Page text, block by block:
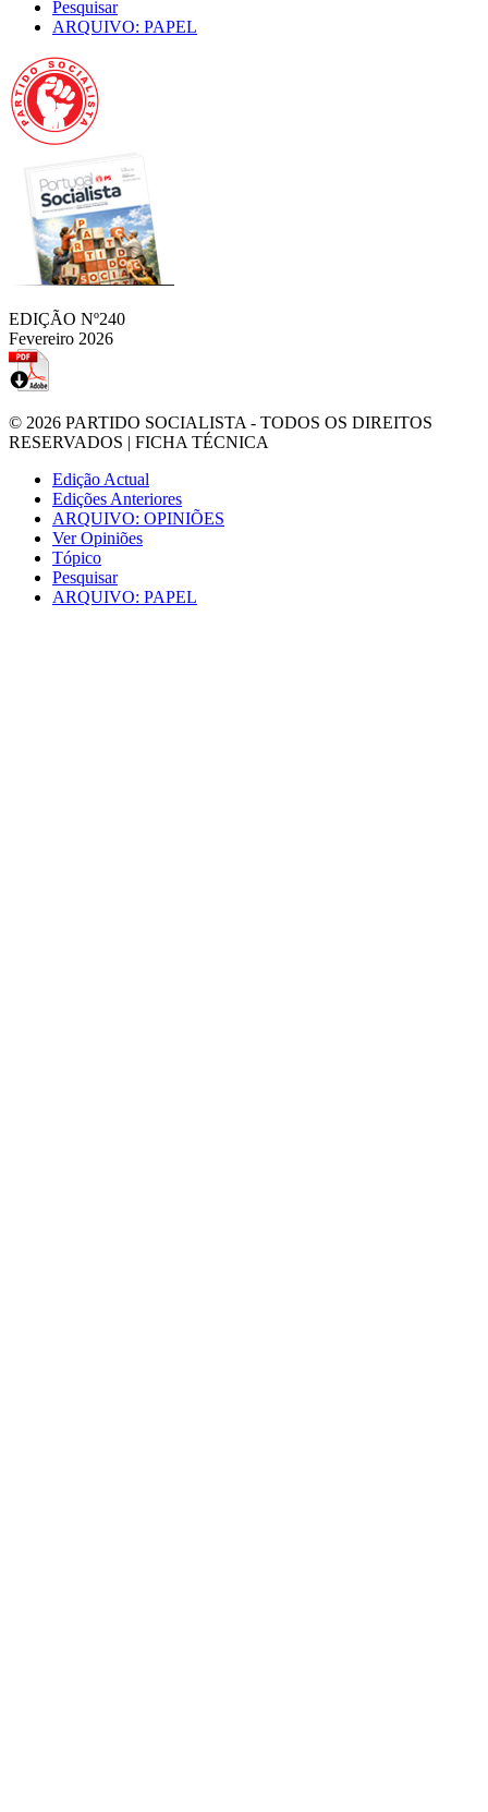
Pesquisar
ARQUIVO: PAPEL
EDIÇÃO Nº240
Fevereiro 2026
© 2026 PARTIDO SOCIALISTA - TODOS OS DIREITOS
RESERVADOS | FICHA TÉCNICA
Edição Actual
Edições Anteriores
ARQUIVO: OPINIÕES
Ver Opiniões
Tópico
Pesquisar
ARQUIVO: PAPEL